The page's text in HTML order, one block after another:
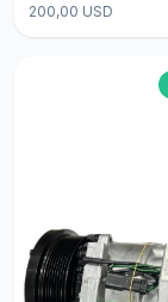
200,00 USD